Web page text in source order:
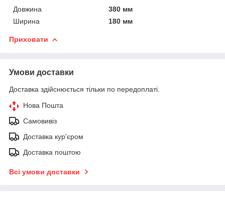
Довжина
380 мм
Ширина
180 мм
Приховати
Умови доставки
Доставка здійснюється тільки по передоплаті.
Нова Пошта
Самовивіз
Доставка кур'єром
Доставка поштою
Всі умови доставки